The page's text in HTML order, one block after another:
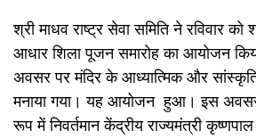
श्री माधव राष्ट्र सेवा समिति ने रविवार को
आधार शिला पूजन समारोह का आयोजन
अवसर पर मंदिर के आध्यात्मिक और
मनाया गया। यह आयोजन हुआ। इस
रूप में निवर्तमान केंद्रीय राज्यमंत्री